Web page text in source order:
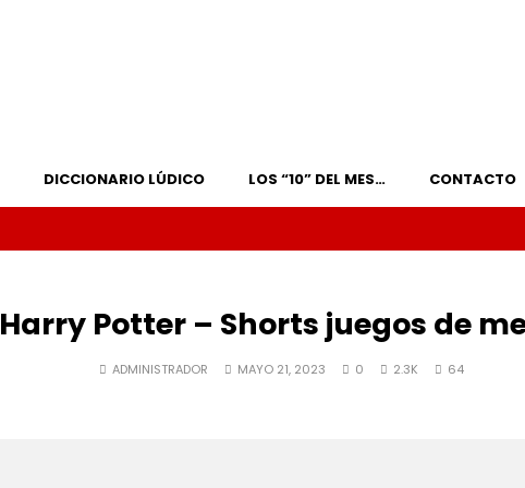
DICCIONARIO LÚDICO LOS “10” DEL MES… CONTACTO
Harry Potter – Shorts juegos de
ADMINISTRADOR MAYO 21, 2023 0 2.3K 64